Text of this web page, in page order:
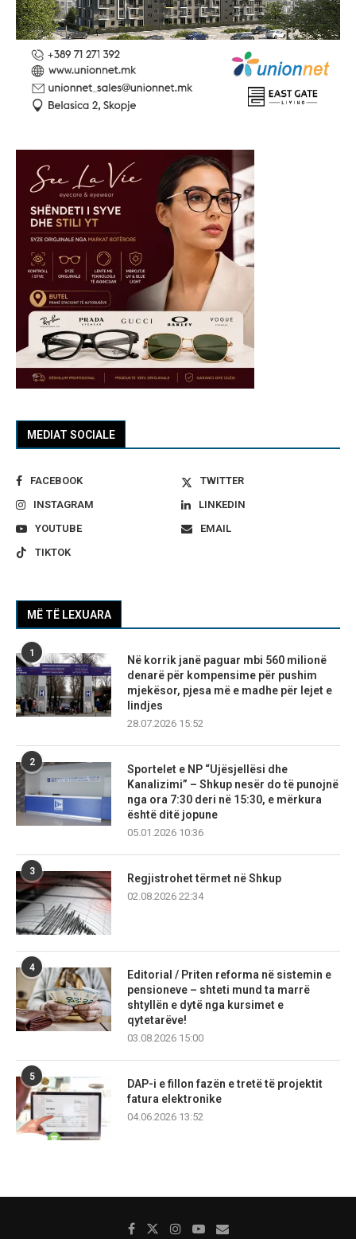
MEDIAT SOCIALE
FACEBOOK
TWITTER
INSTAGRAM
LINKEDIN
YOUTUBE
EMAIL
TIKTOK
MË TË LEXUARA
1
Në korrik janë paguar mbi 560 milionë
denarë për kompensime për pushim
mjekësor, pjesa më e madhe për lejet e
lindjes
28.07.2026 15:52
2
Sportelet e NP “Ujësjellësi dhe
Kanalizimi” – Shkup nesër do të punojnë
nga ora 7:30 deri në 15:30, e mërkura
është ditë jopune
05.01.2026 10:36
3
Regjistrohet tërmet në Shkup
02.08.2026 22:34
4
Editorial / Priten reforma në sistemin e
pensioneve – shteti mund ta marrë
shtyllën e dytë nga kursimet e
qytetarëve!
03.08.2026 15:00
5
DAP-i e fillon fazën e tretë të projektit
fatura elektronike
04.06.2026 13:52